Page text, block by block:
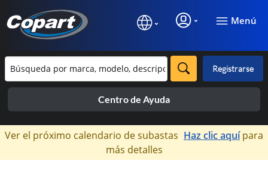
Menú
Registrarse
Centro de Ayuda
×
Ver el próximo calendario de subastas Haz clic aquípara
más detalles